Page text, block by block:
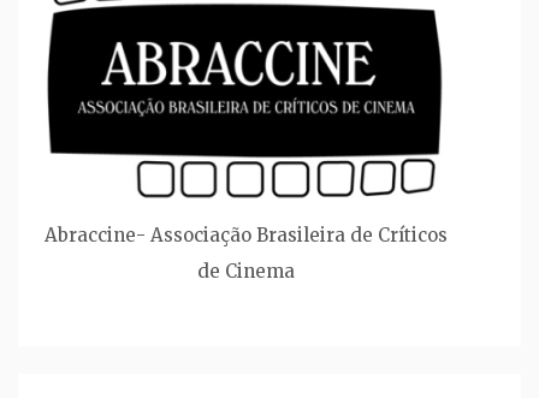
Abraccine- Associação Brasileira de Críticos
de Cinema